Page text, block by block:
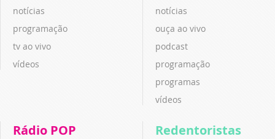
notícias
programação
tv ao vivo
vídeos
notícias
ouça ao vivo
podcast
programação
programas
vídeos
Rádio POP Redentoristas